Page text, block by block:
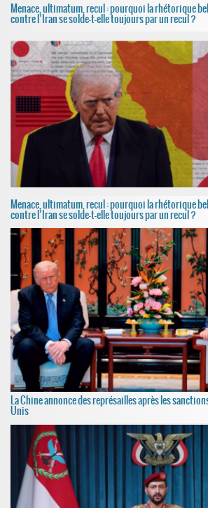
Menace, ultimatum, recul : pourquoi la rhétorique
contre l’Iran se solde-t-elle toujours par un recul ?
Menace, ultimatum, recul : pourquoi la rhétorique
contre l’Iran se solde-t-elle toujours par un recul ?
La Chine annonce des représailles après les
Unis